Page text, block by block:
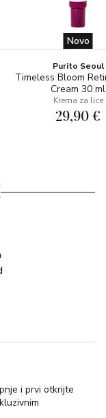
Novo
Purito Seoul
Timeless Bloom
Cream 30 ml
Krema za lice
29,90 €
i prvi otkrijte